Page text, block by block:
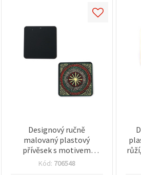
Designový ručně
malovaný plastový
přívěsek s motivem
mandaly na výrobu
Kód: 706548